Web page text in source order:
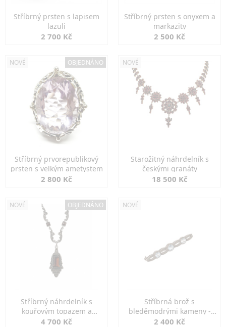
Stříbrný prsten s lapisem
lazuli
2 700 Kč
Stříbrný prsten s onyxem a
markazity
2 500 Kč
NOVÉ OBJEDNÁNO
Stříbrný prvorepublikový
prsten s velkým ametystem
2 800 Kč
NOVÉ
Starožitný náhrdelník s
českými granáty
18 500 Kč
NOVÉ OBJEDNÁNO
Stříbrný náhrdelník s
kouřovým topazem a
markazity
4 700 Kč
NOVÉ
Stříbrná brož s
bleděmodrými kameny -
jemná elegance
2 400 Kč